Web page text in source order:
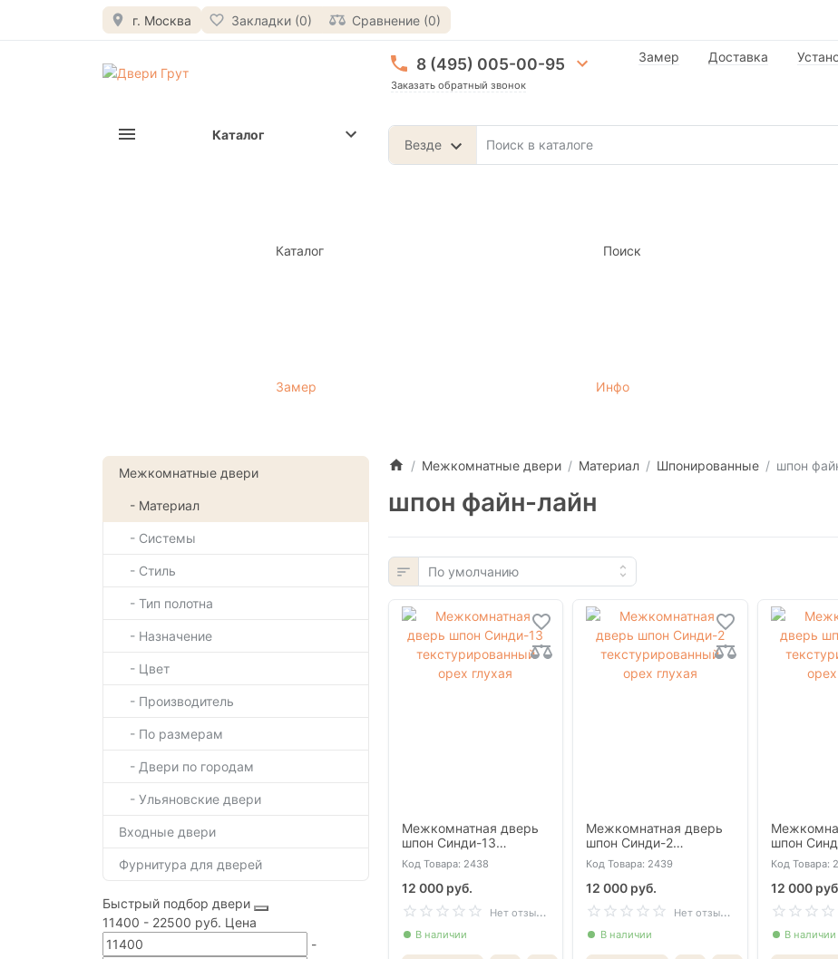
г. Москва Закладки (0) Сравнение (0)
8 (495) 005-00-95
Заказать обратный звонок
Везде
Замер Доставка
Каталог
Каталог Поиск
Замер Инфо
Межкомнатные двери
- Материал
- Системы
- Стиль
- Тип полотна
- Назначение
- Цвет
- Производитель
- По размерам
- Двери по городам
- Ульяновские двери
Входные двери
Фурнитура для дверей
Быстрый подбор двери
11400 - 22500 руб. Цена
-
Межкомнатные двери Материал Шпонированные шпон
шпон файн-лайн
Межкомнатная дверь
шпон Синди-13
текстурированный
орех глухая
Код Товара: 2438
12 000 руб.
Н
ет отзывов
В наличии
Межкомнатная дверь
шпон Синди-2
текстурированный
орех глухая
Код Товара: 2439
12 000 руб.
Н
ет отзывов
В наличии
шпон
орех
Код Товара:
12 000
В наличии